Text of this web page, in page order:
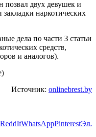
позвал двух девушек и
наркотических
дела по части 3 статьи
средств,
и аналогов).
Источник: onlinebrest.by
ReddItWhatsAppPinterestЭл.